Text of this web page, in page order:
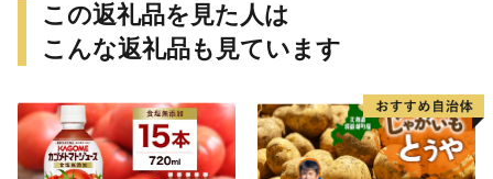
この返礼品を見た人は
こんな返礼品も見ています